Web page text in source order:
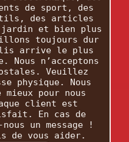
de sport, des
des articles
et bien plus
toujours dur
arrive le plus
Nous n’acceptons
Veuillez
physique. Nous
pour nous
client est
En cas de
un message !
de vous aider.